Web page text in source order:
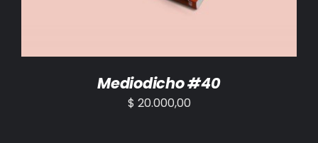
Mediodicho #40
$ 20.000,00